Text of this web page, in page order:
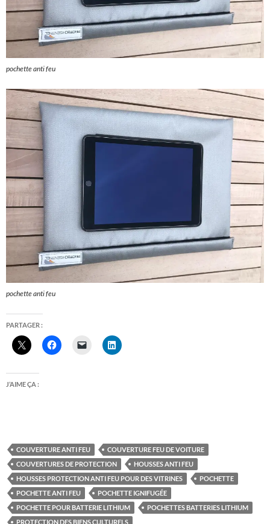
pochette anti feu
pochette anti feu
PARTAGER :
J’AIME ÇA :
COUVERTURE ANTI FEU
COUVERTURE FEU DE VOITURE
COUVERTURES DE PROTECTION
HOUSSES ANTI FEU
HOUSSES PROTECTION ANTI FEU POUR DES VITRINES
POCHETTE
POCHETTE ANTI FEU
POCHETTE IGNIFUGÉE
POCHETTE POUR BATTERIE LITHIUM
POCHETTES BATTERIES LITHIUM
PROTECTION DES BIENS CULTURELS